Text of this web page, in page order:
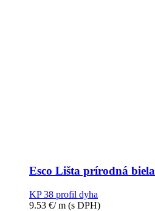
Esco Lišta prírodná biela
KP 38 profil dyha
9.53 €/ m (s DPH)